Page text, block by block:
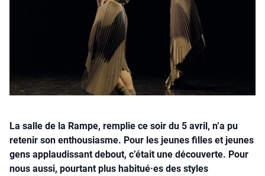
La salle de la Rampe, remplie ce soir du 5 avril, n’a pu
retenir son enthousiasme. Pour les jeunes filles et jeunes
gens applaudissant debout, c’était une découverte. Pour
nous aussi, pourtant plus habitué·es des styles